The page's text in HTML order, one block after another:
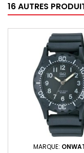
16 AUTRES
MARQUE: